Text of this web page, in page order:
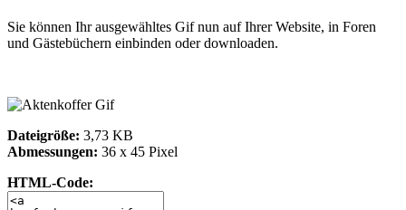
Sie können Ihr ausgewähltes Gif nun auf Ihrer Website, in Foren
und Gästebüchern einbinden oder downloaden.
Dateigröße: 3,73 KB
Abmessungen: 36 x 45 Pixel
HTML-Code: